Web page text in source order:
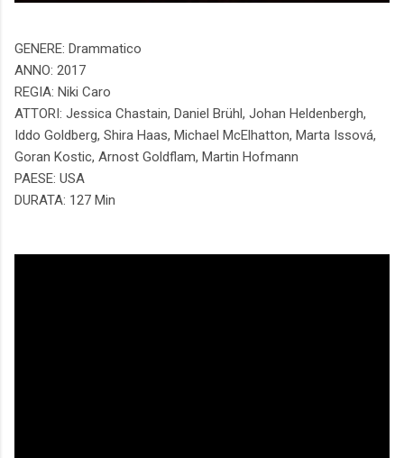
GENERE: Drammatico
ANNO: 2017
REGIA: Niki Caro
ATTORI: Jessica Chastain, Daniel Brühl, Johan Heldenbergh,
Iddo Goldberg, Shira Haas, Michael McElhatton, Marta Issová,
Goran Kostic, Arnost Goldflam, Martin Hofmann
PAESE: USA
DURATA: 127 Min